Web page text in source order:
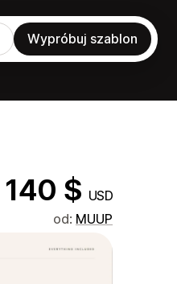
Wypróbuj szablon
140 $ USD
od: MUUP